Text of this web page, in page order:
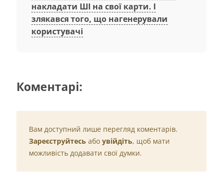
накладати ШІ на свої карти. І
злякався того, що нагенерували
користувачі
Коментарі:
Вам доступний лише перегляд коментарів.
Зареєструйтесь або увійдіть, щоб мати
можливість додавати свої думки.